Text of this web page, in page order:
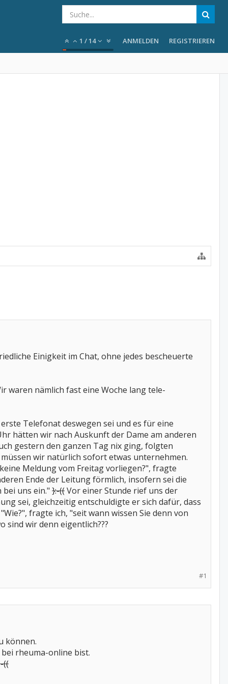
1 /14 ANMELDEN REGISTRIEREN
Einigkeit im Chat, ohne jedes bescheuerte
waren nämlich fast eine Woche lang tele-
Telefonat deswegen sei und es für eine
hätten wir nach Auskunft der Dame am anderen
gestern den ganzen Tag nix ging, folgten
müssen wir natürlich sofort etwas unternehmen.
Meldung vom Freitag vorliegen?", fragte
Ende der Leitung förmlich, insofern sei die
bei uns ein." }:-((Vor einer Stunde rief uns der
sei, gleichzeitig entschuldigte er sich dafür, dass
fragte ich, "seit wann wissen Sie denn von
sind wir denn eigentlich???
#1
können.
rheuma-online bist.
((